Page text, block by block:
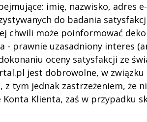
imię, nazwisko, adres
do badania
chwili może poinformować
- prawnie uzasadniony interes
oceny satysfakcji ze
jest dobrowolne, w
tym jednak zastrzeżeniem, że
Klienta, zaś w przypadku